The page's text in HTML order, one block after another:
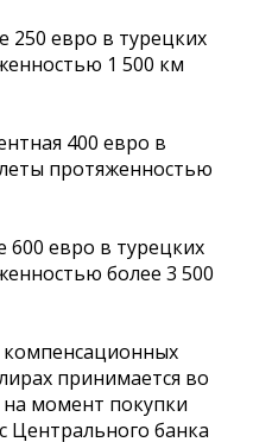
250 евро в турецких
1 500 км
400 евро в
протяженностью
600 евро в турецких
более 3 500
компенсационных
принимается во
момент покупки
Центрального банка